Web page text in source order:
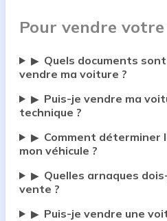
Pour vendre
▶ Quels documents
vendre ma voiture ?
▶ Puis-je vendre ma
technique ?
▶ Comment déterminer
mon véhicule ?
▶ Quelles arnaques
vente ?
▶ Puis-je vendre une